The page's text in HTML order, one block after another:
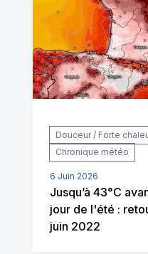
Douceur / Forte
Chronique météo
6 Juin 2026
Jusqu’à 43°C
jour de l'été :
juin 2022